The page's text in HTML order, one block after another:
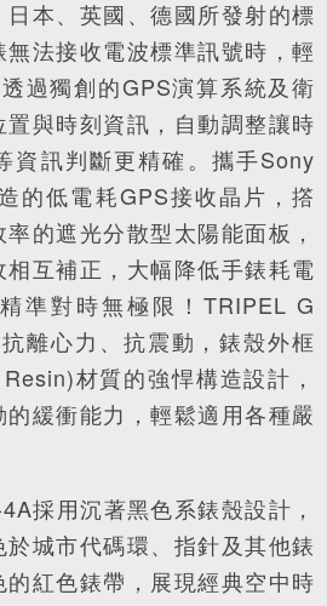
本、英國、德國所發射的標
法接收電波標準訊號時，輕
過獨創的GPS演算系統及衛
與時刻資訊，自動調整讓時
資訊判斷更精確。攜手Sony
的低電耗GPS接收晶片，撘
的遮光分散型太陽能面板，
互補正，大幅降低手錶耗電
準對時無極限！TRIPEL G
離心力、抗震動，錶殼外框
材質的強悍構造設計，
緩衝能力，輕鬆適用各種嚴
採用沉著黑色系錶殼設計，
城市代碼環、指針及其他錶
紅色錶帶，展現經典空中時